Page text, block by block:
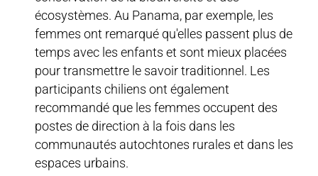
écosystèmes. Au Panama, par exemple, les
femmes ont remarqué qu'elles passent plus de
temps avec les enfants et sont mieux placées
pour transmettre le savoir traditionnel. Les
participants chiliens ont également
recommandé que les femmes occupent des
postes de direction à la fois dans les
communautés autochtones rurales et dans les
espaces urbains.